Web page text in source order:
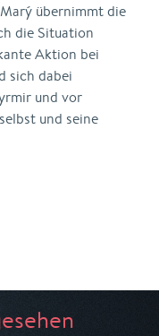
übernimmt die
die Situation
Aktion bei
sich dabei
und vor
und seine